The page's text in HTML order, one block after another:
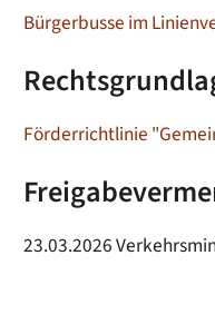
Bürgerbusse im
Förderrichtlinie
23.03.2026